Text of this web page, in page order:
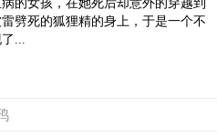
的女孩，在她死后却意外的穿越到
劈死的狐狸精的身上，于是一个不
...